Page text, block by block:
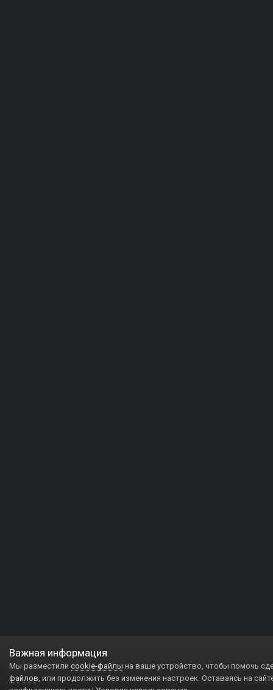
Важная информация
Мы разместили cookie-файлы на ваше устройство, чтобы помочь
файлов, или продолжить без изменения настроек. Оставаясь на